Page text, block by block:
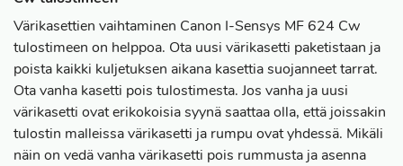
Värikasettien vaihtaminen Canon I-Sensys MF 624 Cw
tulostimeen on helppoa. Ota uusi värikasetti paketistaan ja
poista kaikki kuljetuksen aikana kasettia suojanneet tarrat.
Ota vanha kasetti pois tulostimesta. Jos vanha ja uusi
värikasetti ovat erikokoisia syynä saattaa olla, että joissakin
tulostin malleissa värikasetti ja rumpu ovat yhdessä. Mikäli
näin on vedä vanha värikasetti pois rummusta ja asenna